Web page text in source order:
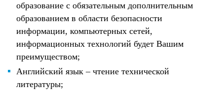
образование с обязательным дополнительным
образованием в области безопасности
информации, компьютерных сетей,
информационных технологий будет Вашим
преимуществом;
Английский язык – чтение технической
литературы;